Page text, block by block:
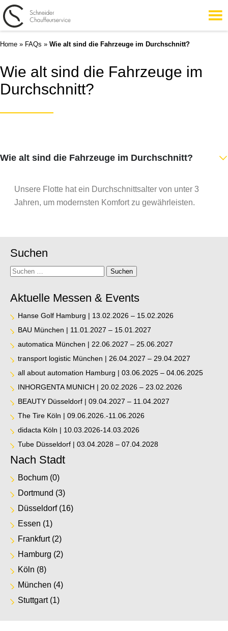
Home » FAQs » Wie alt sind die Fahrzeuge im Durchschnitt?
Wie alt sind die Fahrzeuge im
Durchschnitt?
Wie alt sind die Fahrzeuge im Durchschnitt?
Unsere Flotte hat ein Durchschnittsalter von unter 3
Jahren, um modernsten Komfort zu gewährleisten.
Suchen
Suche Suchen
Aktuelle Messen & Events
Hanse Golf Hamburg | 13.02.2026 – 15.02.2026
BAU München | 11.01.2027 – 15.01.2027
automatica München | 22.06.2027 – 25.06.2027
transport logistic München | 26.04.2027 – 29.04.2027
all about automation Hamburg | 03.06.2025 – 04.06.2025
INHORGENTA MUNICH | 20.02.2026 – 23.02.2026
BEAUTY Düsseldorf | 09.04.2027 – 11.04.2027
The Tire Köln | 09.06.2026.-11.06.2026
didacta Köln | 10.03.2026-14.03.2026
Tube Düsseldorf | 03.04.2028 – 07.04.2028
Nach Stadt
Bochum (0)
Dortmund (3)
Düsseldorf(16)
Essen (1)
Frankfurt(2)
Hamburg (2)
Köln (8)
München (4)
Stuttgart(1)